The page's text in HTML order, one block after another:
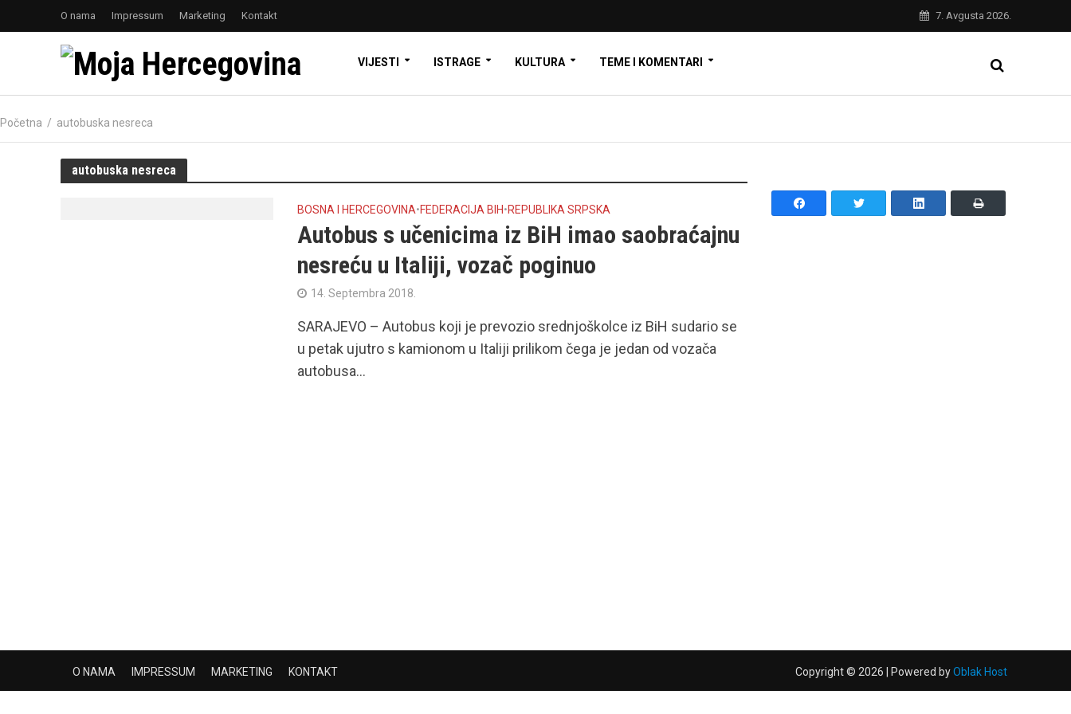
O nama Impressum Marketing Kontakt 7. Avgusta 2026.
VIJESTI ISTRAGE KULTURA TEME I KOMENTARI
Početna / autobuska nesreca
autobuska nesreca
BOSNA I HERCEGOVINA• FEDERACIJA BIH • REPUBLIKA SRPSKA
Autobus s učenicima iz BiH imao saobraćajnu
nesreću u Italiji, vozač poginuo
14. Septembra 2018.
SARAJEVO – Autobus koji je prevozio srednjoškolce iz BiH sudario se
u petak ujutro s kamionom u Italiji prilikom čega je jedan od vozača
autobusa...
O NAMA IMPRESSUM MARKETING KONTAKT Copyright © 2026 | Powered byOblak Host